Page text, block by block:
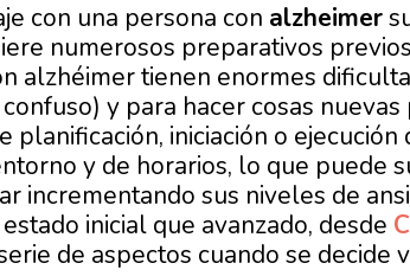
con una persona con alzheimer
numerosos preparativos
alzhéimer tienen enormes
y para hacer cosas
planificación, iniciación o
y de horarios, lo que puede
incrementando sus niveles de
inicial que avanzado, desde
de aspectos cuando se decide